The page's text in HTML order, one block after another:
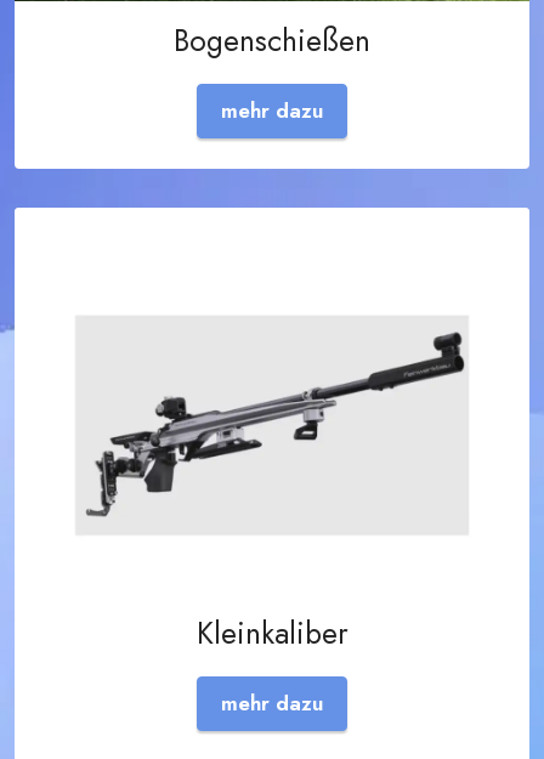
Bogenschießen
mehr dazu
Kleinkaliber
mehr dazu